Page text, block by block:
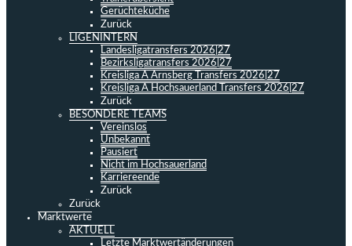
Gerüchteküche
Zurück
LIGENINTERN
Landesligatransfers 2026|27
Bezirksligatransfers 2026|27
Kreisliga A Arnsberg Transfers 2026|27
Kreisliga A Hochsauerland Transfers 2026|27
Zurück
BESONDERE TEAMS
Vereinslos
Unbekannt
Pausiert
Nicht im Hochsauerland
Karriereende
Zurück
Zurück
Marktwerte
AKTUELL
Letzte Marktwertänderungen